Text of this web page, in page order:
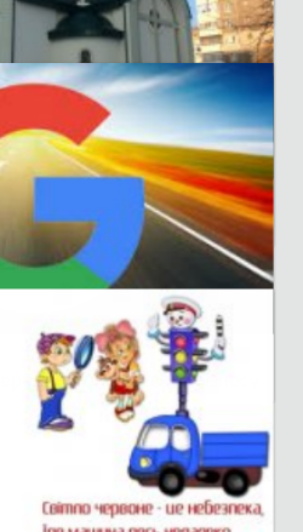
заслуженого академічного
ім. Верьовки